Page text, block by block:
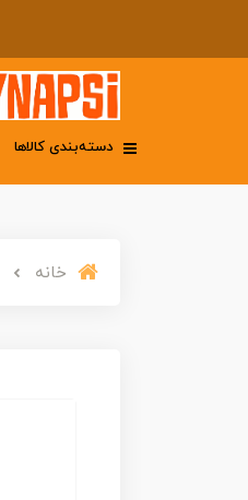
دسته‌بندی کالاها
خانه